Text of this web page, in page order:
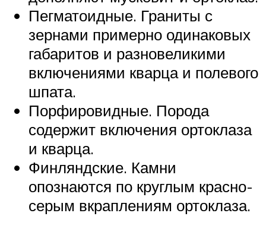
Пегматоидные. Граниты с
зернами примерно одинаковых
габаритов и разновеликими
включениями кварца и полевого
шпата.
Порфировидные. Порода
содержит включения ортоклаза
и кварца.
Финляндские. Камни
опознаются по круглым красно-
серым вкраплениям ортоклаза.